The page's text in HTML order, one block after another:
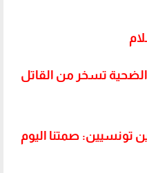
الضحية تسخر من القاتل
صمتنا اليوم